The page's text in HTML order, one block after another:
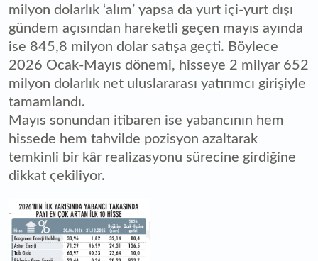
milyon dolarlık ‘alım’ yapsa da yurt içi-yurt dışı
gündem açısından hareketli geçen mayıs ayında
ise 845,8 milyon dolar satışa geçti. Böylece
2026 Ocak-Mayıs dönemi, hisseye 2 milyar 652
milyon dolarlık net uluslararası yatırımcı girişiyle
tamamlandı.
Mayıs sonundan itibaren ise yabancının hem
hissede hem tahvilde pozisyon azaltarak
temkinli bir kâr realizasyonu sürecine girdiğine
dikkat çekiliyor.